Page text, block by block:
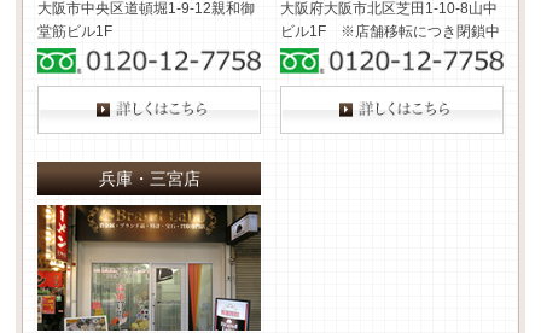
大阪市中央区道頓堀1-9-12親和御
堂筋ビル1F
大阪府大阪市北区芝田1-10-8山中
ビル1F ※店舗移転につき閉鎖中
兵庫・三宮店